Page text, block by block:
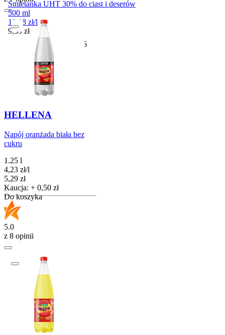
Śmietanka UHT 30% do ciast i deserów
500 ml
19,18 zł/l
Cena
9,59 zł
Przydatny do29-11-2026
HELLENA
Napój oranżada biała bez
cukru
1.25 l
4,23 zł/l
Cena
5,29 zł
Kaucja: + 0,50 zł
Do koszyka
5.0
z 8 opinii